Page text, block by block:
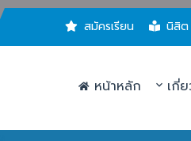
สมัครเรียน นิสิต
หน้าหลัก เกี่ย